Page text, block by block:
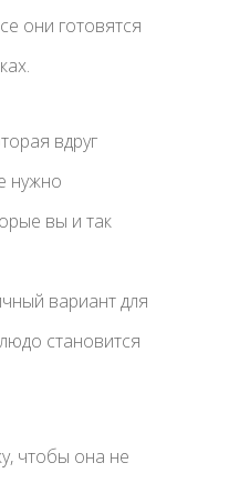
они готовятся
вдруг
нужно
вы и так
вариант для
становится
чтобы она не